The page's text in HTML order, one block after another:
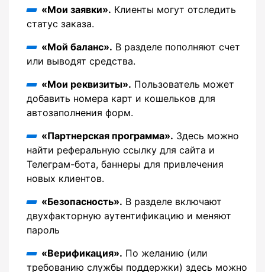
«Мои заявки». Клиенты могут отследить
статус заказа.
«Мой баланс». В разделе пополняют счет
или выводят средства.
«Мои реквизиты». Пользователь может
добавить номера карт и кошельков для
автозаполнения форм.
«Партнерская программа». Здесь можно
найти реферальную ссылку для сайта и
Телеграм-бота, баннеры для привлечения
новых клиентов.
«Безопасность». В разделе включают
двухфакторную аутентификацию и меняют
пароль
«Верификация». По желанию (или
требованию службы поддержки) здесь можно